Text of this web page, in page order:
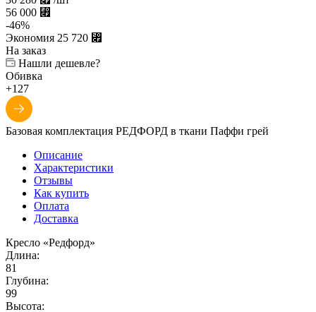
56 000 ⃏
-46%
Экономия 25 720 ⃏
На заказ
Нашли дешевле?
Обивка
+127
Базовая комплектация РЕДФОРД в ткани Паффи грей
Описание
Характеристики
Отзывы
Как купить
Оплата
Доставка
Кресло «Редфорд»
Длина:
81
Глубина:
99
Высота: